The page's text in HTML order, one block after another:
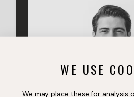
egen entré – perfekt för
generationsboende eller egen
En trappa upp finns fyra rejäla
bedroom. Här finns även ett
gott om förvaring. Källaren rymmer
WE USE
We may place these for analysis